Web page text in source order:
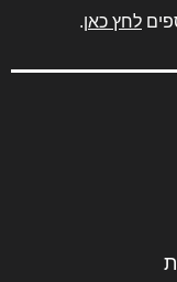
לחץ כאן.